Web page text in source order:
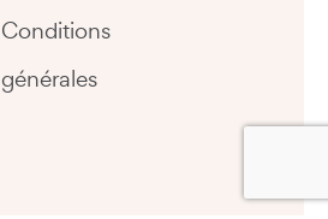
Conditions
générales